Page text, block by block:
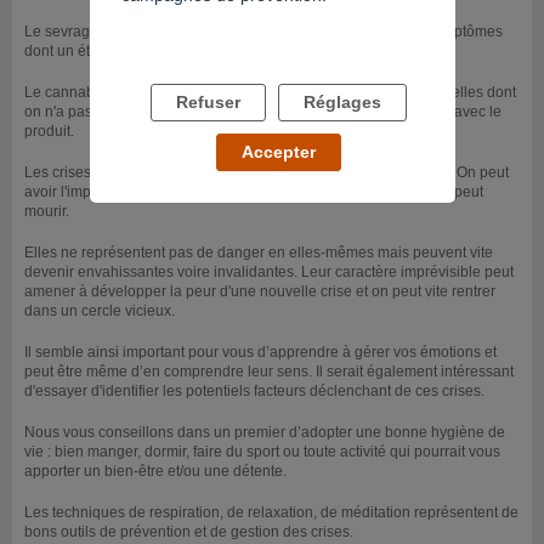
Le sevrage du cannabis peut effectivement engendrer divers symptômes
dont un état anxieux important.
Le cannabis devait probablement apaiser des tensions émotionnelles dont
on n'a pas forcément conscience ou que l'on essaye de masquer avec le
produit.
Les crises d'angoisse ne sont pas agréables à vivre et inquiètent. On peut
avoir l'impression de devenir fou voir même la sensation que l'on peut
mourir.
Elles ne représentent pas de danger en elles-mêmes mais peuvent vite
devenir envahissantes voire invalidantes. Leur caractère imprévisible peut
amener à développer la peur d'une nouvelle crise et on peut vite rentrer
dans un cercle vicieux.
Il semble ainsi important pour vous d’apprendre à gérer vos émotions et
peut être même d’en comprendre leur sens. Il serait également intéressant
d'essayer d'identifier les potentiels facteurs déclenchant de ces crises.
Nous vous conseillons dans un premier d’adopter une bonne hygiène de
vie : bien manger, dormir, faire du sport ou toute activité qui pourrait vous
apporter un bien-être et/ou une détente.
Les techniques de respiration, de relaxation, de méditation représentent de
bons outils de prévention et de gestion des crises.
Refuser Réglages
Accepter